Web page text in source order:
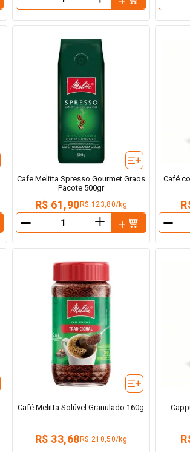
Cafe Melitta Spresso Gourmet Graos
Pacote 500gr
R$ 61,90 R$ 123,80/kg
＋
－
Café
－
Café Melitta Solúvel Granulado 160g
R$ 33,68R$ 210,50/kg